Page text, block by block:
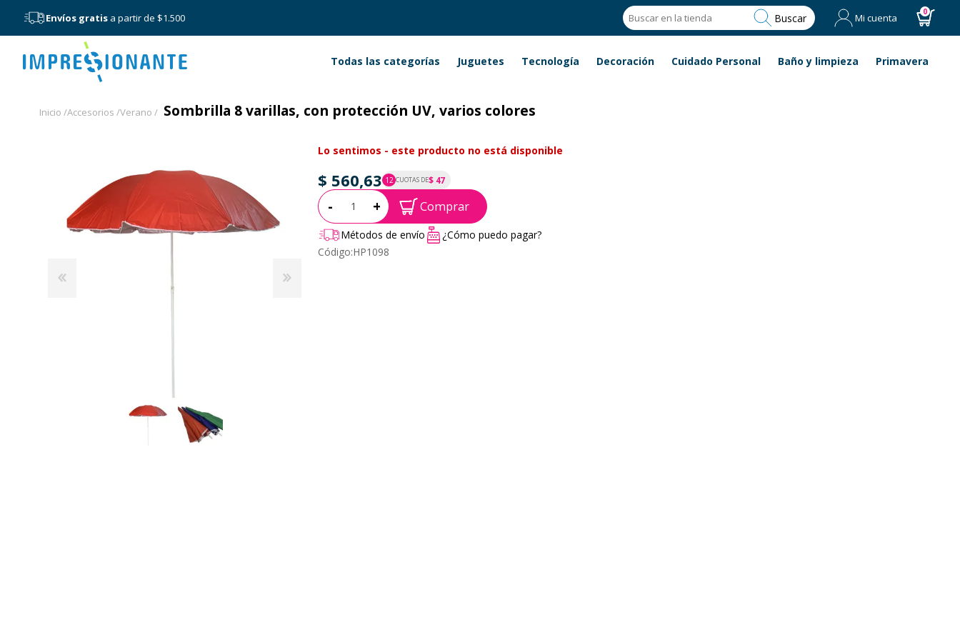
Envíos gratis a partir de $1.500 Buscar Mi cuenta 0
Menú Todas las categorías Juguetes Tecnología Decoración Cuidado Personal Baño y limpieza Primavera
Inicio /Accesorios /Verano / Sombrilla 8 varillas, con protección UV, varios colores
Lo sentimos - este producto no está disponible
$ 560,63 12 CUOTAS DE$ 47
P.T.F. $ 561
Cantidad:
- + Comprar
Métodos de envío
¿Cómo puedo pagar?
Código:HP1098